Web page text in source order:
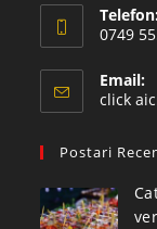
0749
Email:
click
Postari